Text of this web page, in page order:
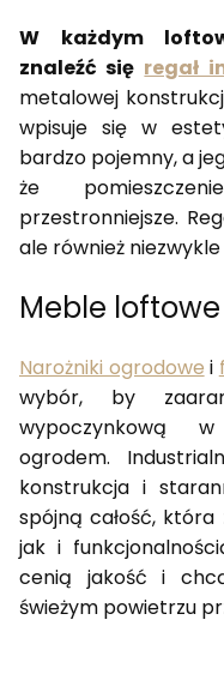
W każdym
znaleźć się regał
metalowej
wpisuje się w
bardzo pojemny, a
że
przestronniejsze.
ale również
Meble
Narożniki ogrodowe i
wybór, by
ogrodem.
konstrukcja i
spójną całość,
jak i
cenią jakość i
świeżym powietrzu